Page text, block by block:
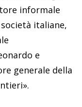
informale
italiane,
e
generale della